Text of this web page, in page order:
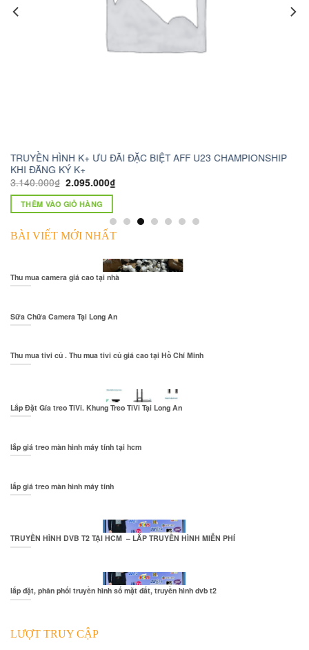
camera wifi xoay 360 c6n
1.230.000 ₫ 750.000
THÊM VÀO GIỎ HÀNG
BÀI VIẾT MỚI NHẤT
Thu mua camera giá cao tại nhà
Sữa Chữa Camera Tại Long An
Thu mua tivi củ . Thu mua tivi củ giá cao tại Hồ Chí Minh
Lắp Đặt Gía treo TiVi. Khung Treo TiVi Tại Long An
lắp giá treo màn hình máy tính tại hcm
lắp giá treo màn hình máy tính
TRUYỀN HÌNH DVB T2 TẠI HCM – LẮP TRUYỀN HÌNH MIỄN PHÍ
lắp đặt, phân phối truyền hình số mặt đất, truyền hình dvb t2
LƯỢT TRUY CẬP